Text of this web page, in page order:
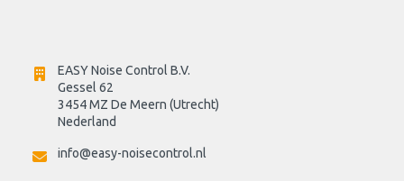
EASY Noise Control B.V.
Gessel 62
3454 MZ De Meern (Utrecht)
Nederland
info@easy-noisecontrol.nl